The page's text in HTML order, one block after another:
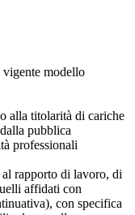
modello
alla titolarità di cariche
pubblica
professionali
rapporto di lavoro, di
affidati con
con specifica